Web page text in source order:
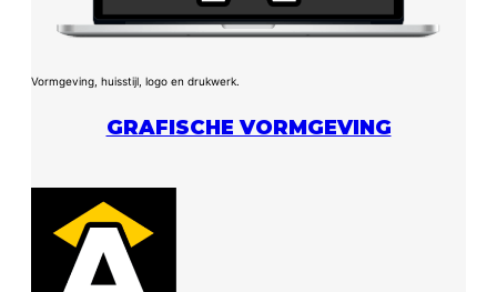
Vormgeving, huisstijl, logo en drukwerk.
GRAFISCHE VORMGEVING